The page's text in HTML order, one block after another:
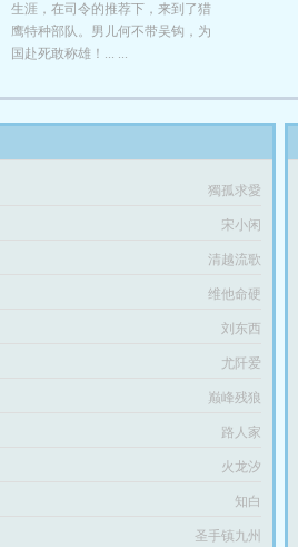
生涯，在司令的推荐下，来到了猎
鹰特种部队。男儿何不带吴钩，为
国赴死敢称雄！... ...
獨孤求愛
宋小闲
清越流歌
维他命硬
刘东西
尤阡爱
巅峰残狼
路人家
火龙汐
知白
圣手镇九州